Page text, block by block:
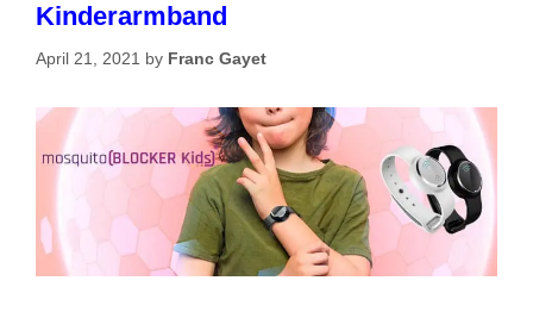
Kinderarmband
April 21, 2021 by Franc Gayet